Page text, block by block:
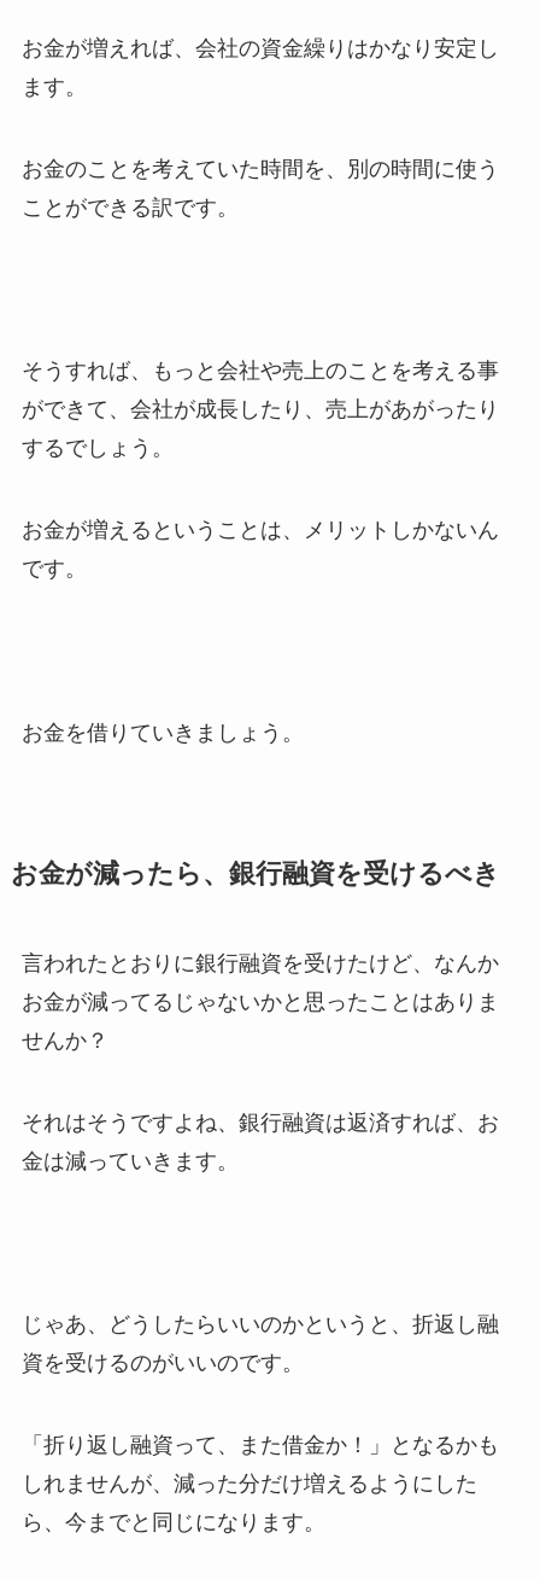
お金が増えれば、会社の資金繰りはかなり安定し
ます。
お金のことを考えていた時間を、別の時間に使う
ことができる訳です。
そうすれば、もっと会社や売上のことを考える事
ができて、会社が成長したり、売上があがったり
するでしょう。
お金が増えるということは、メリットしかないん
です。
お金を借りていきましょう。
お金が減ったら、銀行融資を受けるべき
言われたとおりに銀行融資を受けたけど、なんか
お金が減ってるじゃないかと思ったことはありま
せんか？
それはそうですよね、銀行融資は返済すれば、お
金は減っていきます。
じゃあ、どうしたらいいのかというと、折返し融
資を受けるのがいいのです。
「折り返し融資って、また借金か！」となるかも
しれませんが、減った分だけ増えるようにした
ら、今までと同じになります。